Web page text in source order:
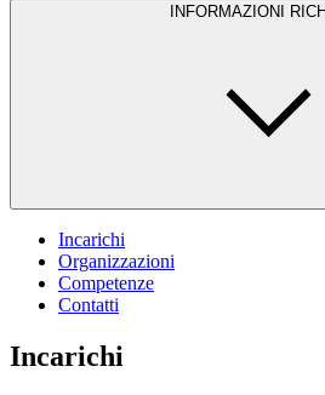
INFORMAZIONI
Incarichi
Organizzazioni
Competenze
Contatti
Incarichi